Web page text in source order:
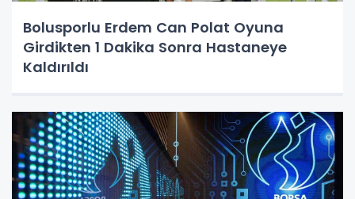
Bolusporlu Erdem Can Polat Oyuna
Girdikten 1 Dakika Sonra Hastaneye
Kaldırıldı